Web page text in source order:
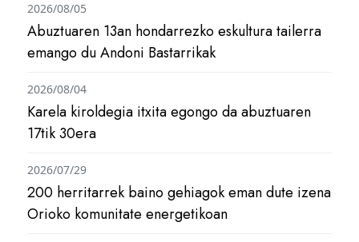
Abuztuaren 13an hondarrezko eskultura tailerra
emango du Andoni Bastarrikak
2026/08/05
Karela kiroldegia itxita egongo da abuztuaren
17tik 30era
2026/08/04
200 herritarrek baino gehiagok eman dute izena
Orioko komunitate energetikoan
2026/07/29